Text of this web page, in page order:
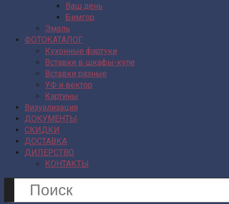
Ваш день
Бимгор
Эмаль
ФОТОКАТАЛОГ
Кухонные фартуки
Вставки в шкафы-купе
Вставки разные
УФ и вектор
Картины
Визуализация
ДОКУМЕНТЫ
СКИДКИ
ДОСТАВКА
ДИЛЕРСТВО
КОНТАКТЫ